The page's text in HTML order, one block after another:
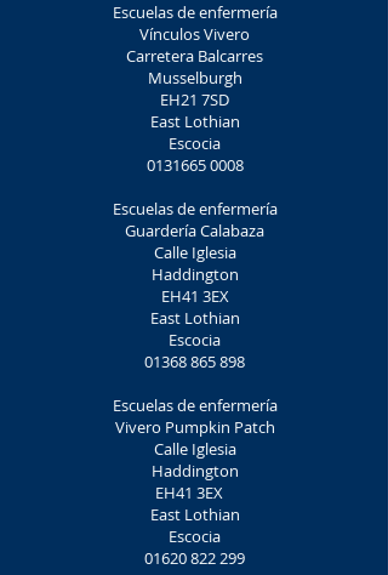
Escuelas de enfermería
Vínculos Vivero
Carretera Balcarres
Musselburgh
EH21 7SD
East Lothian
Escocia
0131665 0008
Escuelas de enfermería
Guardería Calabaza
Calle Iglesia
Haddington
EH41 3EX
East Lothian
Escocia
01368 865 898
Escuelas de enfermería
Vivero Pumpkin Patch
Calle Iglesia
Haddington
EH41 3EX
East Lothian
Escocia
01620 822 299